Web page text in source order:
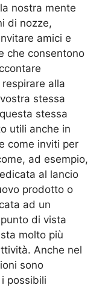
nostra mente
di nozze,
amici e
che consentono
alla
stessa
stessa
utili anche in
come inviti per
ad esempio,
al lancio
prodotto o
ad un
di vista
molto più
Anche nel
sono
possibili